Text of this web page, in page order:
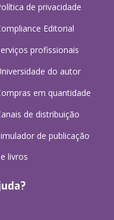
de privacidade
Editorial
profissionais
do autor
em quantidade
de distribuição
de publicação
livros